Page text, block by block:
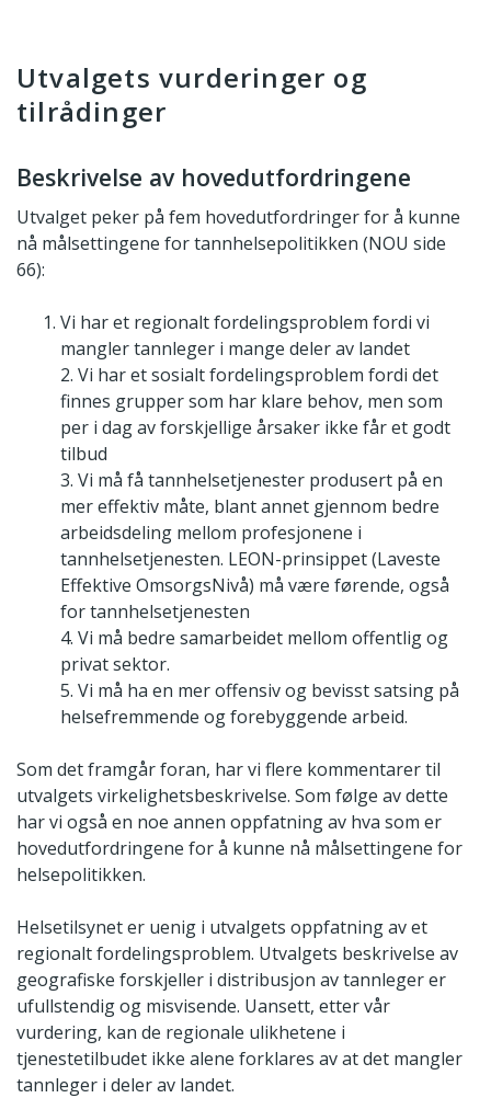
Utvalgets vurderinger og
tilrådinger
Beskrivelse av hovedutfordringene
Utvalget peker på fem hovedutfordringer for å kunne
nå målsettingene for tannhelsepolitikken (NOU side
66):
Vi har et regionalt fordelingsproblem fordi vi
mangler tannleger i mange deler av landet
2. Vi har et sosialt fordelingsproblem fordi det
finnes grupper som har klare behov, men som
per i dag av forskjellige årsaker ikke får et godt
tilbud
3. Vi må få tannhelsetjenester produsert på en
mer effektiv måte, blant annet gjennom bedre
arbeidsdeling mellom profesjonene i
tannhelsetjenesten. LEON-prinsippet (Laveste
Effektive OmsorgsNivå) må være førende, også
for tannhelsetjenesten
4. Vi må bedre samarbeidet mellom offentlig og
privat sektor.
5. Vi må ha en mer offensiv og bevisst satsing på
helsefremmende og forebyggende arbeid.
Som det framgår foran, har vi flere kommentarer til
utvalgets virkelighetsbeskrivelse. Som følge av dette
har vi også en noe annen oppfatning av hva som er
hovedutfordringene for å kunne nå målsettingene for
helsepolitikken.
Helsetilsynet er uenig i utvalgets oppfatning av et
regionalt fordelingsproblem. Utvalgets beskrivelse av
geografiske forskjeller i distribusjon av tannleger er
ufullstendig og misvisende. Uansett, etter vår
vurdering, kan de regionale ulikhetene i
tjenestetilbudet ikke alene forklares av at det mangler
tannleger i deler av landet.